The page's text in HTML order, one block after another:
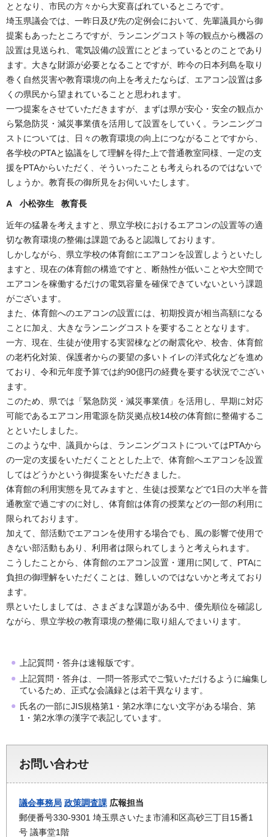
ととなり、市民の方々から大変喜ばれているところです。
埼玉県議会では、一昨日及び先の定例会において、先輩議員から御
提案もあったところですが、ランニングコスト等の観点から機器の
設置は見送られ、電気設備の設置にとどまっているとのことであり
ます。大きな財源が必要となることですが、昨今の日本列島を取り
巻く自然災害や教育環境の向上を考えたならば、エアコン設置は多
くの県民から望まれていることと思われます。
一つ提案をさせていただきますが、まずは県が安心・安全の観点か
ら緊急防災・減災事業債を活用して設置をしていく。ランニングコ
ストについては、日々の教育環境の向上につながることですから、
各学校のPTAと協議をして理解を得た上で普通教室同様、一定の支
援をPTAからいただく、そういったことも考えられるのではないで
しょうか。教育長の御所見をお伺いいたします。
A 小松弥生 教育長
近年の猛暑を考えますと、県立学校におけるエアコンの設置等の適
切な教育環境の整備は課題であると認識しております。
しかしながら、県立学校の体育館にエアコンを設置しようといたし
ますと、現在の体育館の構造ですと、断熱性が低いことや大空間で
エアコンを稼働するだけの電気容量を確保できていないという課題
がございます。
また、体育館へのエアコンの設置には、初期投資が相当高額になる
ことに加え、大きなランニングコストを要することとなります。
一方、現在、生徒が使用する実習棟などの耐震化や、校舎、体育館
の老朽化対策、保護者からの要望の多いトイレの洋式化などを進め
ており、令和元年度予算では約90億円の経費を要する状況でござい
ます。
このため、県では「緊急防災・減災事業債」を活用し、早期に対応
可能であるエアコン用電源を防災拠点校14校の体育館に整備するこ
とといたしました。
このような中、議員からは、ランニングコストについてはPTAから
の一定の支援をいただくこととした上で、体育館へエアコンを設置
してはどうかという御提案をいただきました。
体育館の利用実態を見てみますと、生徒は授業などで1日の大半を普
通教室で過ごすのに対し、体育館は体育の授業などの一部の利用に
限られております。
加えて、部活動でエアコンを使用する場合でも、風の影響で使用で
きない部活動もあり、利用者は限られてしまうと考えられます。
こうしたことから、体育館のエアコン設置・運用に関して、PTAに
負担の御理解をいただくことは、難しいのではないかと考えており
ます。
県といたしましては、さまざまな課題がある中、優先順位を確認し
ながら、県立学校の教育環境の整備に取り組んでまいります。
上記質問・答弁は速報版です。
上記質問・答弁は、一問一答形式でご覧いただけるように編集し
ているため、正式な会議録とは若干異なります。
氏名の一部にJIS規格第1・第2水準にない文字がある場合、第
1・第2水準の漢字で表記しています。
お問い合わせ
議会事務局 政策調査課 広報担当
郵便番号330-9301 埼玉県さいたま市浦和区高砂三丁目15番1
号 議事堂1階